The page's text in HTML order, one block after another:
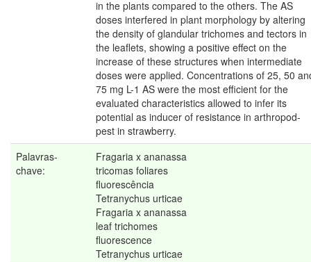
in the plants compared to the others. The AS
doses interfered in plant morphology by altering
the density of glandular trichomes and tectors in
the leaflets, showing a positive effect on the
increase of these structures when intermediate
doses were applied. Concentrations of 25, 50
75 mg L-1 AS were the most efficient for the
evaluated characteristics allowed to infer its
potential as inducer of resistance in arthropod-
pest in strawberry.
Palavras-
chave:
Fragaria x ananassa
tricomas foliares
fluorescência
Tetranychus urticae
Fragaria x ananassa
leaf trichomes
fluorescence
Tetranychus urticae